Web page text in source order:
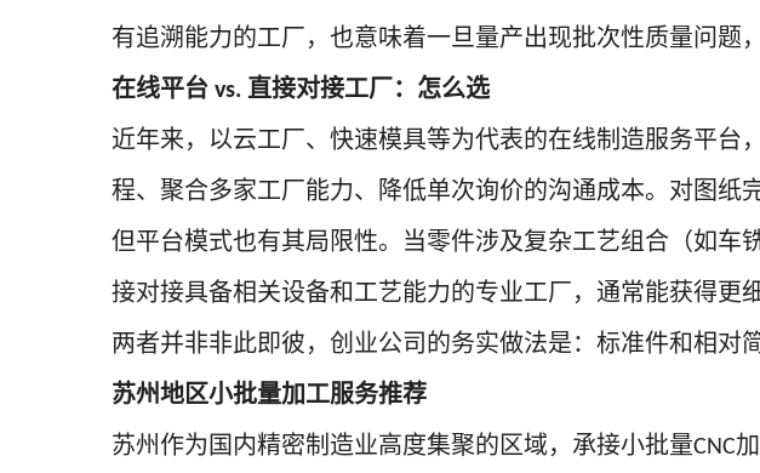
有追溯能力的工厂，也意味着一旦量产出现批次性质量问题
在线平台 vs. 直接对接工厂：怎么选
近年来，以云工厂、快速模具等为代表的在线制造服务平
程、聚合多家工厂能力、降低单次询价的沟通成本。对图纸
但平台模式也有其局限性。当零件涉及复杂工艺组合（如车
接对接具备相关设备和工艺能力的专业工厂，通常能获得更
两者并非非此即彼，创业公司的务实做法是：标准件和相对
苏州地区小批量加工服务推荐
苏州作为国内精密制造业高度集聚的区域，承接小批量CNC